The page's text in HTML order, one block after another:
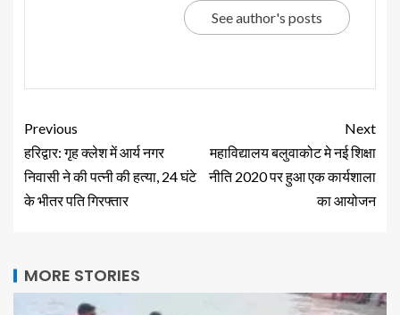
See author's posts
Previous
हरिद्वार: गृह क्लेश में आर्य नगर
निवासी ने की पत्नी की हत्या, 24 घंटे
के भीतर पति गिरफ्तार
Next
महाविद्यालय बलुवाकोट मे नई शिक्षा
नीति 2020 पर हुआ एक कार्यशाला
का आयोजन
MORE STORIES